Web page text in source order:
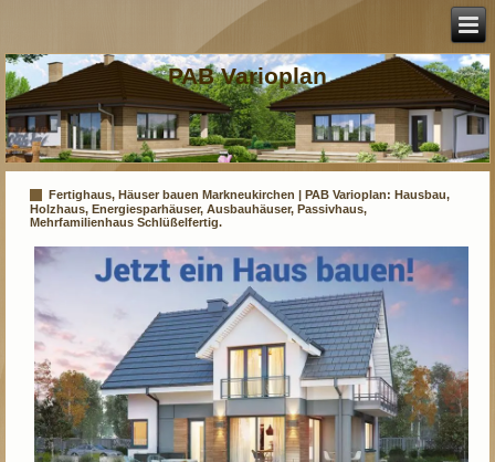
PAB Varioplan
Fertighaus, Häuser bauen Markneukirchen | PAB Varioplan: Hausbau,
Holzhaus, Energiesparhäuser, Ausbauhäuser, Passivhaus,
Mehrfamilienhaus Schlüßelfertig.